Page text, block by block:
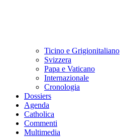
Ticino e Grigionitaliano
Svizzera
Papa e Vaticano
Internazionale
Cronologia
Dossiers
Agenda
Catholica
Commenti
Multimedia